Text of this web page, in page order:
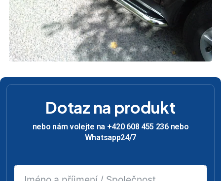
Dotaz na produkt
nebo nám volejte na +420 608 455 236 nebo
Whatsapp24/7